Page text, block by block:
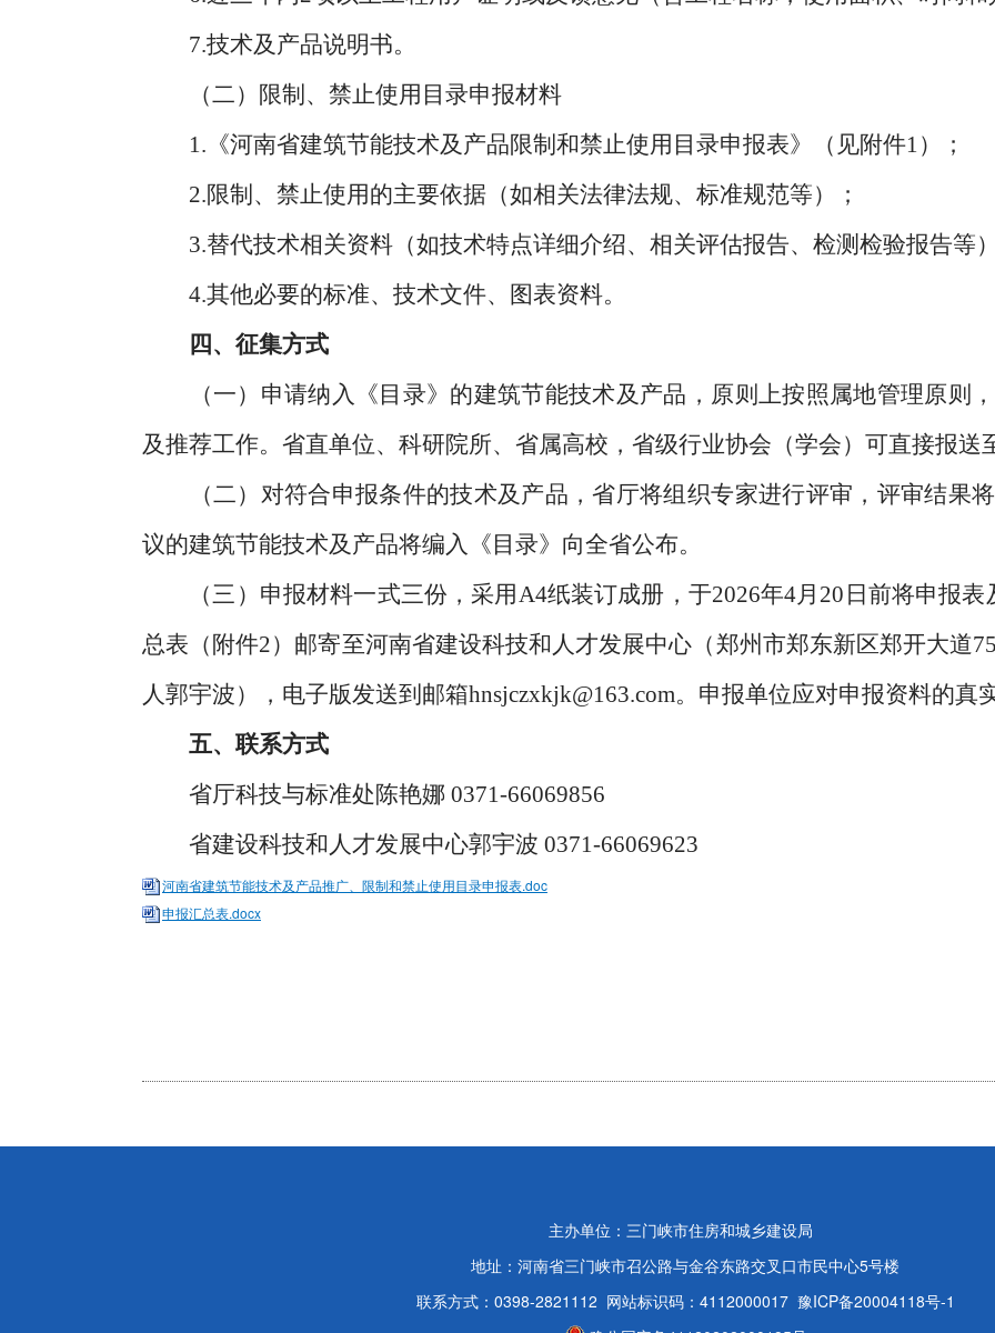
7.技术及产品说明书。
（二）限制、禁止使用目录申报材料
1.《河南省建筑节能技术及产品限制和禁止使用目录申报表》（见附件1）；
2.限制、禁止使用的主要依据（如相关法律法规、标准规范等）；
3.替代技术相关资料（如技术特点详细介绍、相关评估报告、检测检验报告等）
4.其他必要的标准、技术文件、图表资料。
四、征集方式
（一）申请纳入《目录》的建筑节能技术及产品，原则上按照属地管理原则
及推荐工作。省直单位、科研院所、省属高校，省级行业协会（学会）可直接报送
（二）对符合申报条件的技术及产品，省厅将组织专家进行评审，评审结果
议的建筑节能技术及产品将编入《目录》向全省公布。
（三）申报材料一式三份，采用A4纸装订成册，于2026年4月20日前将申报表
总表（附件2）邮寄至河南省建设科技和人才发展中心（郑州市郑东新区郑开大道
人郭宇波），电子版发送到邮箱hnsjczxkjk@163.com。申报单位应对申报资料的真
五、联系方式
省厅科技与标准处陈艳娜 0371-66069856
省建设科技和人才发展中心郭宇波 0371-66069623
河南省建筑节能技术及产品推广、限制和禁止使用目录申报表.doc
申报汇总表.docx
主办单位：三门峡市住房和城乡建设局
地址：河南省三门峡市召公路与金谷东路交叉口市民中心5号楼
联系方式：0398-2821112 网站标识码：4112000017 豫ICP备20004118号-1